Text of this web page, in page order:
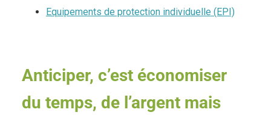
Equipements de protection individuelle (EPI)
Anticiper, c’est économiser
du temps, de l’argent mais